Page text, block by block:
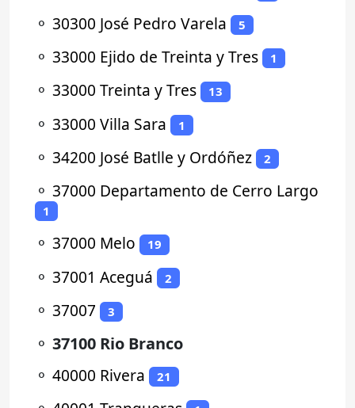
⚬ 30300 José Pedro Varela 5
⚬ 33000 Ejido de Treinta y Tres 1
⚬ 33000 Treinta y Tres 13
⚬ 33000 Villa Sara 1
⚬ 34200 José Batlle y Ordóñez 2
⚬ 37000 Departamento de Cerro Largo
1
⚬ 37000 Melo 19
⚬ 37001 Aceguá 2
⚬ 37007 3
⚬ 37100 Rio Branco
⚬ 40000 Rivera 21